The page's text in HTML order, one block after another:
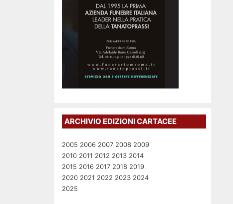
ARCHIVIO EDIZIONI CARTACEE
2005 2006 2007 2008 2009
2010 2011 2012 2013 2014
2015 2016 2017 2018 2019
2020 2021 2022 2023 2024
2025